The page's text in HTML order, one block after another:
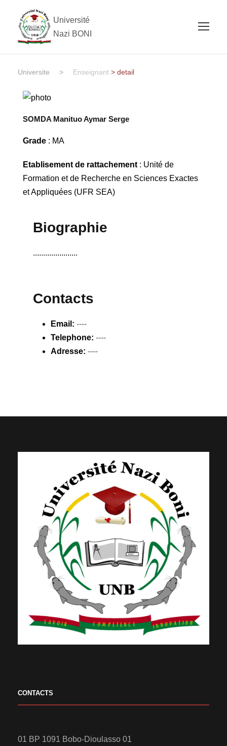
Université
Nazi BONI
Universite > Enseignant > detail
SOMDA Manituo Aymar Serge
Grade: MA
Etablisement de rattachement: Unité de
Formation et de Recherche en Sciences Exactes
et Appliquées (UFR SEA)
Biographie
......................
Contacts
Email: ----
Telephone: ----
Adresse: ----
CONTACTS
01 BP 1091 Bobo-Dioulasso 01